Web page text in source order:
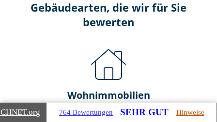
Gebäudearten, die wir für Sie
bewerten
Wohnimmobilien
Ein- und Zwei­fa­mi­li­en­häu­ser
.org 764 Bewertungen SEHR GUT Hinweise